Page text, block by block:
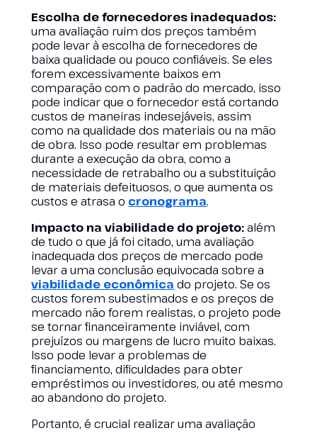
Escolha de fornecedores inadequados:
uma avaliação ruim dos preços também
pode levar à escolha de fornecedores de
baixa qualidade ou pouco confiáveis. Se eles
forem excessivamente baixos em
comparação com o padrão do mercado, isso
pode indicar que o fornecedor está cortando
custos de maneiras indesejáveis, assim
como na qualidade dos materiais ou na mão
de obra. Isso pode resultar em problemas
durante a execução da obra, como a
necessidade de retrabalho ou a substituição
de materiais defeituosos, o que aumenta os
custos e atrasa o cronograma.
Impacto na viabilidade do projeto:além
de tudo o que já foi citado, uma avaliação
inadequada dos preços de mercado pode
levar a uma conclusão equivocada sobre a
viabilidade econômica do projeto. Se os
custos forem subestimados e os preços de
mercado não forem realistas, o projeto pode
se tornar financeiramente inviável, com
prejuízos ou margens de lucro muito baixas.
Isso pode levar a problemas de
financiamento, dificuldades para obter
empréstimos ou investidores, ou até mesmo
ao abandono do projeto.
Portanto, é crucial realizar uma avaliação